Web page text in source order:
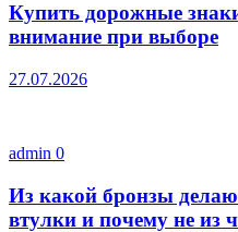
Купить дорожные
внимание при выборе
27.07.2026
admin 0
Из какой бронзы
втулки и почему не из